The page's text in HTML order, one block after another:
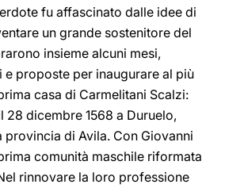
fu affascinato dalle idee di
un grande sostenitore del
insieme alcuni mesi,
proposte per inaugurare al più
casa di Carmelitani Scalzi:
28 dicembre 1568 a Duruelo,
di Avila. Con Giovanni
comunità maschile riformata
rinnovare la loro professione